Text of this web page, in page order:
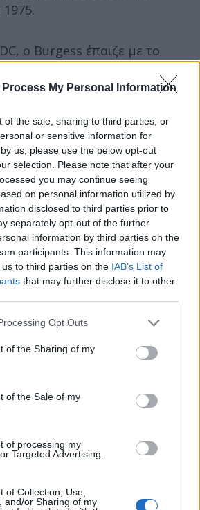
Process My Personal Information
of the sale, sharing to third parties, or
or sensitive information for
us, please use the below opt-out
selection. Please note that after your
you may continue seeing
on personal information utilized by
disclosed to third parties prior to
separately opt-out of the further
information by third parties on the
participants. This information may
to third parties on the IAB’s List of
that may further disclose it to other
website/app uses one or more Google
or usage behaviour. You may click to
to Google and its third-party tags to
specified purposes in below Google
Opt Outs
of the Sharing of my
of the Sale of my
of processing my
Targeted Advertising.
of Collection, Use,
and/or Sharing of my
ο Burgess έπαιζε με το
The Masters
εισήχθη στο Hall of Fame